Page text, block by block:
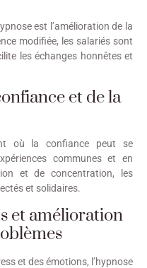
est l’amélioration de la
modifiée, les salariés sont
les échanges honnêtes et
et de la
où la confiance peut se
communes et en
et de concentration, les
et solidaires.
et amélioration
et des émotions, l’hypnose